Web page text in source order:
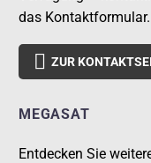
das Kontaktformular.
 ZUR
MEGASAT
Entdecken Sie